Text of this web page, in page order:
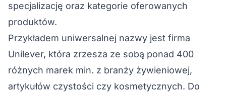
specjalizację oraz kategorie oferowanych
produktów.
Przykładem uniwersalnej nazwy jest firma
Unilever, która zrzesza ze sobą ponad 400
różnych marek min. z branży żywieniowej,
artykułów czystości czy kosmetycznych. Do